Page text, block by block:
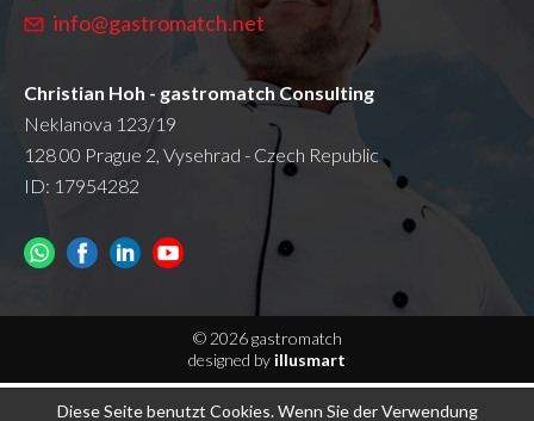
info@gastromatch.net
Christian Hoh - gastromatch Consulting
Neklanova 123/19
128 00 Prague 2, Vysehrad - Czech Republic
ID: 17954282
© 2026 gastromatch
designed by illusmart
Diese Seite benutzt Cookies. Wenn Sie der Verwendung